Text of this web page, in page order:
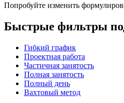
Попробуйте изменить
Быстрые фильтры
Гибкий график
Проектная работа
Частичная занятость
Полная занятость
Полный день
Вахтовый метод